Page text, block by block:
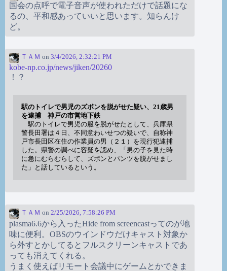
国会の点呼で電子音声が使われただけで話題にな
るの、平和感あっていいと思います。知らんけ
ど。
ＴＡＭ on 3/4/2026, 2:32:21 PM
kobe-np.co.jp/news/jiken/20260
！？
駅のトイレで男児のズボンを脱がせた疑い、21歳男
を逮捕 神戸の市営地下鉄
駅のトイレで男児の服を脱がせたとして、兵庫県
警長田署は４日、不同意わいせつの疑いで、自称神
戸市長田区在住の作業員の男（２１）を現行犯逮捕
した。県警の調べに容疑を認め、「男の子を見た時
に急にむらむらして、ズボンとパンツを脱がせまし
た」と話しているという。
ＴＡＭ on 2/25/2026, 7:58:26 PM
plasma6.6から入ったHide from screencastってのが地
味に便利。OBSのウインドウだけキャスト対象か
ら外すとかしてるとフルスクリーンキャストであ
っても消えてくれる。
うまく使えばリモート会議中にゲームとかできま